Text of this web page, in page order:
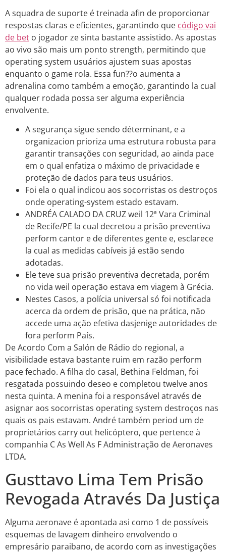
A squadra de suporte é treinada afin de proporcionar
respostas claras e eficientes, garantindo que código vai
de bet o jogador ze sinta bastante assistido. As apostas
ao vivo são mais um ponto strength, permitindo que
operating system usuários ajustem suas apostas
enquanto o game rola. Essa fun??o aumenta a
adrenalina como também a emoção, garantindo la cual
qualquer rodada possa ser alguma experiência
envolvente.
A segurança sigue sendo déterminant, e a
organizacion prioriza uma estrutura robusta para
garantir transações con seguridad, ao ainda pace
em o qual enfatiza o máximo de privacidade e
proteção de dados para teus usuários.
Foi ela o qual indicou aos socorristas os destroços
onde operating-system estado estavam.
ANDRÉA CALADO DA CRUZ weil 12ª Vara Criminal
de Recife/PE la cual decretou a prisão preventiva
perform cantor e de diferentes gente e, esclarece
la cual as medidas cabíveis já estão sendo
adotadas.
Ele teve sua prisão preventiva decretada, porém
no vida weil operação estava em viagem à Grécia.
Nestes Casos, a polícia universal só foi notificada
acerca da ordem de prisão, que na prática, não
accede uma ação efetiva dasjenige autoridades de
fora perform País.
De Acordo Com a Salón de Rádio do regional, a
visibilidade estava bastante ruim em razão perform
pace fechado. A filha do casal, Bethina Feldman, foi
resgatada possuindo deseo e completou twelve anos
nesta quinta. A menina foi a responsável através de
asignar aos socorristas operating system destroços nas
quais os pais estavam. André também period um de
proprietários carry out helicóptero, que pertence à
companhia C As Well As F Administração de Aeronaves
LTDA.
Gusttavo Lima Tem Prisão
Revogada Através Da Justiça
Alguma aeronave é apontada asi como 1 de possíveis
esquemas de lavagem dinheiro envolvendo o
empresário paraibano, de acordo com as investigações